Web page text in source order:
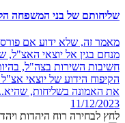
שליחותם של בני המשפחה
מאמר זה, שלא ידוע אם
מנחם בגין אל יוצאי האצ"ל,
חשיבות השירות בצה"ל,
הקיפוח הידוע של יוצאי
את האמונה בשליחות,
11/12/2023
לחץ לבחירה רוח היהדות